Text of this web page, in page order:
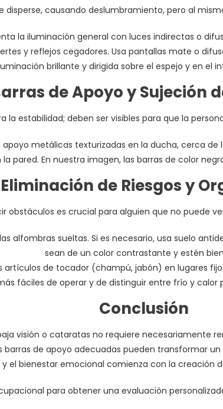
disperse, causando deslumbramiento, pero al
la iluminación general con luces indirectas o
y reflejos cegadores. Usa pantallas mate o
brillante y dirigida sobre el espejo y en el
de Apoyo y Sujeción
la estabilidad; deben ser visibles para que la
metálicas texturizadas en la ducha, cerca de
pared. En nuestra imagen, las barras de color
de Riesgos y
obstáculos es crucial para alguien que no puede
alfombras sueltas. Si es necesario, usa suelo
sean de un color contrastante y estén
artículos de tocador (champú, jabón) en lugares
fáciles de operar y de distinguir entre frío y calor
Conclusión
visión o cataratas no requiere necesariamente
de apoyo adecuadas pueden transformar
el bienestar emocional comienza con la creación
para obtener una evaluación